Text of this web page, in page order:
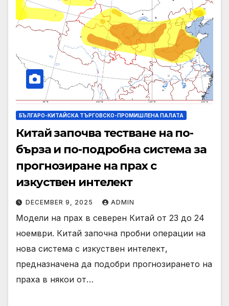
БЪЛГАРО-КИТАЙСКА ТЪРГОВСКО-ПРОМИШЛЕНА ПАЛАТА
Китай започва тестване на по-
бърза и по-подробна система за
прогнозиране на прах с
изкуствен интелект
DECEMBER 9, 2025 ADMIN
Модели на прах в северен Китай от 23 до 24
ноември. Китай започна пробни операции на
нова система с изкуствен интелект,
предназначена да подобри прогнозирането на
праха в някои от…